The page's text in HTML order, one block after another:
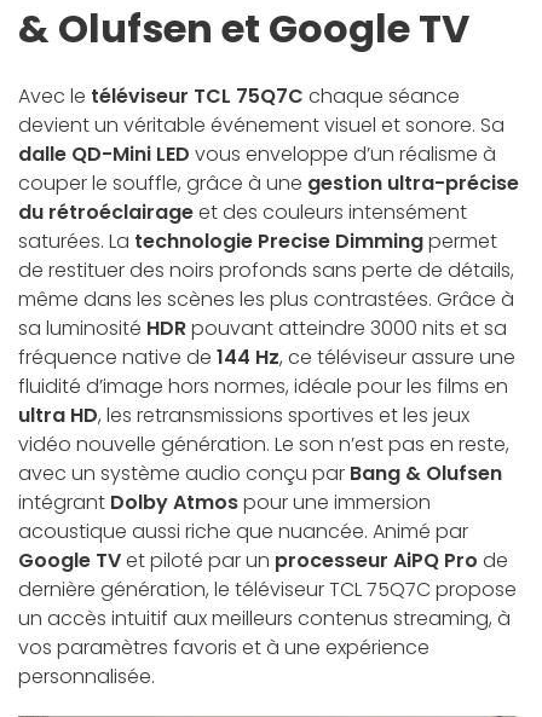
& Olufsen et Google TV
Avec le téléviseur TCL 75Q7C chaque séance
devient un véritable événement visuel et sonore. Sa
dalle QD-Mini LED vous enveloppe d’un réalisme à
couper le souffle, grâce à une gestion ultra-précise
du rétroéclairageet des couleurs intensément
saturées. La technologie Precise Dimmingpermet
de restituer des noirs profonds sans perte de détails,
même dans les scènes les plus contrastées. Grâce à
sa luminosité HDRpouvant atteindre 3000 nits et sa
fréquence native de 144 Hz, ce téléviseur assure une
fluidité d’image hors normes, idéale pour les films en
ultra HD, les retransmissions sportives et les jeux
vidéo nouvelle génération. Le son n’est pas en reste,
avec un système audio conçu par Bang & Olufsen
intégrant Dolby Atmospour une immersion
acoustique aussi riche que nuancée. Animé par
Google TVet piloté par un processeur AiPQ Pro de
dernière génération, le téléviseur TCL 75Q7C propose
un accès intuitif aux meilleurs contenus streaming, à
vos paramètres favoris et à une expérience
personnalisée.